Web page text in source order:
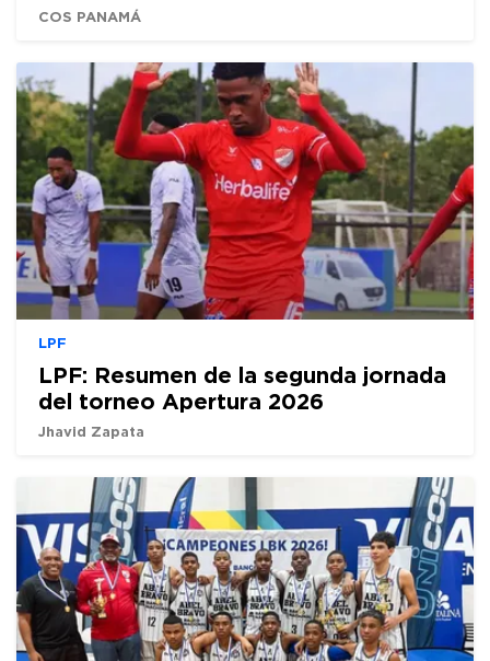
COS PANAMÁ
LPF
LPF: Resumen de la segunda jornada
del torneo Apertura 2026
Jhavid Zapata